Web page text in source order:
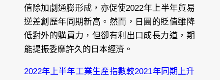
值除加劇通膨形成，亦促使2022年上半年貿易
逆差創歷年同期新高。然而，日圓的貶值雖降
低對外的購買力，但卻有利出口成長力道，期
能提振委靡許久的日本經濟。
2022年上半年工業生產指數較2021年同期上升